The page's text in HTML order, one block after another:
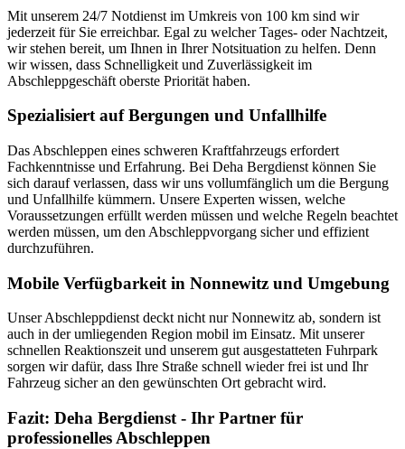
Mit unserem 24/7 Notdienst im Umkreis von 100 km sind wir
jederzeit für Sie erreichbar. Egal zu welcher Tages- oder Nachtzeit,
wir stehen bereit, um Ihnen in Ihrer Notsituation zu helfen. Denn
wir wissen, dass Schnelligkeit und Zuverlässigkeit im
Abschleppgeschäft oberste Priorität haben.
Spezialisiert auf Bergungen und Unfallhilfe
Das Abschleppen eines schweren Kraftfahrzeugs erfordert
Fachkenntnisse und Erfahrung. Bei Deha Bergdienst können Sie
sich darauf verlassen, dass wir uns vollumfänglich um die Bergung
und Unfallhilfe kümmern. Unsere Experten wissen, welche
Voraussetzungen erfüllt werden müssen und welche Regeln beachtet
werden müssen, um den Abschleppvorgang sicher und effizient
durchzuführen.
Mobile Verfügbarkeit in Nonnewitz und Umgebung
Unser Abschleppdienst deckt nicht nur Nonnewitz ab, sondern ist
auch in der umliegenden Region mobil im Einsatz. Mit unserer
schnellen Reaktionszeit und unserem gut ausgestatteten Fuhrpark
sorgen wir dafür, dass Ihre Straße schnell wieder frei ist und Ihr
Fahrzeug sicher an den gewünschten Ort gebracht wird.
Fazit: Deha Bergdienst - Ihr Partner für
professionelles Abschleppen